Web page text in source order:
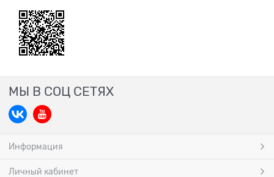
МЫ В СОЦ СЕТЯХ
Информация
Личный кабинет